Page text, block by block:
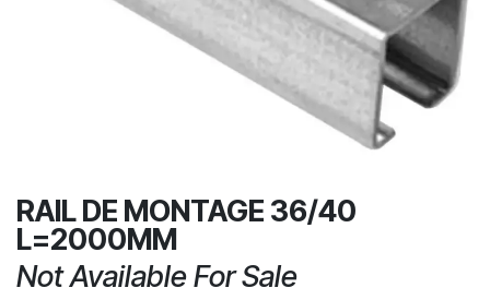
RAIL DE MONTAGE 36/40
L=2000MM
Not Available For Sale